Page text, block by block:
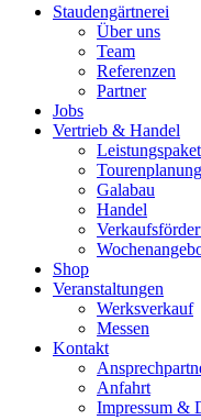
Staudengärtnerei
Über uns
Team
Referenzen
Partner
Jobs
Vertrieb & Handel
Leistungspaket
Tourenplanung
Galabau
Handel
Shop
Veranstaltungen
Werksverkauf
Messen
Kontakt
Anfahrt
Impressum &